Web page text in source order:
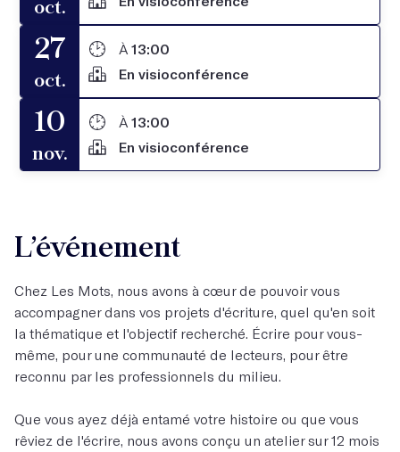
oct.
27
oct.
À 13:00
En visioconférence
10
nov.
À 13:00
En visioconférence
L’événement
Chez Les Mots, nous avons à cœur de pouvoir vous
accompagner dans vos projets d'écriture, quel qu'en soit
la thématique et l'objectif recherché. Écrire pour vous-
même, pour une communauté de lecteurs, pour être
reconnu par les professionnels du milieu.
Que vous ayez déjà entamé votre histoire ou que vous
rêviez de l'écrire, nous avons conçu un atelier sur 12 mois